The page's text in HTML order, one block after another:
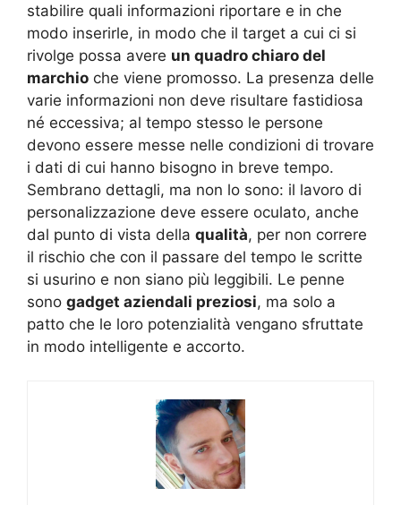
stabilire quali informazioni riportare e in che
modo inserirle, in modo che il target a cui ci si
rivolge possa avere un quadro chiaro del
marchio che viene promosso. La presenza delle
varie informazioni non deve risultare fastidiosa
né eccessiva; al tempo stesso le persone
devono essere messe nelle condizioni di trovare
i dati di cui hanno bisogno in breve tempo.
Sembrano dettagli, ma non lo sono: il lavoro di
personalizzazione deve essere oculato, anche
dal punto di vista della qualità, per non correre
il rischio che con il passare del tempo le scritte
si usurino e non siano più leggibili. Le penne
sono gadget aziendali preziosi, ma solo a
patto che le loro potenzialità vengano sfruttate
in modo intelligente e accorto.